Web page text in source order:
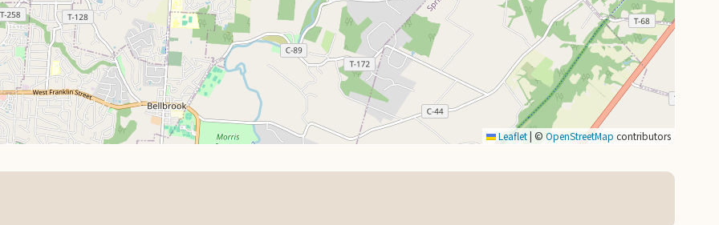
Leaflet © OpenStreetMap contributors